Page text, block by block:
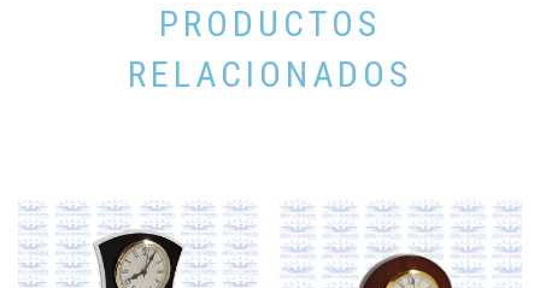
PRODUCTOS
RELACIONADOS